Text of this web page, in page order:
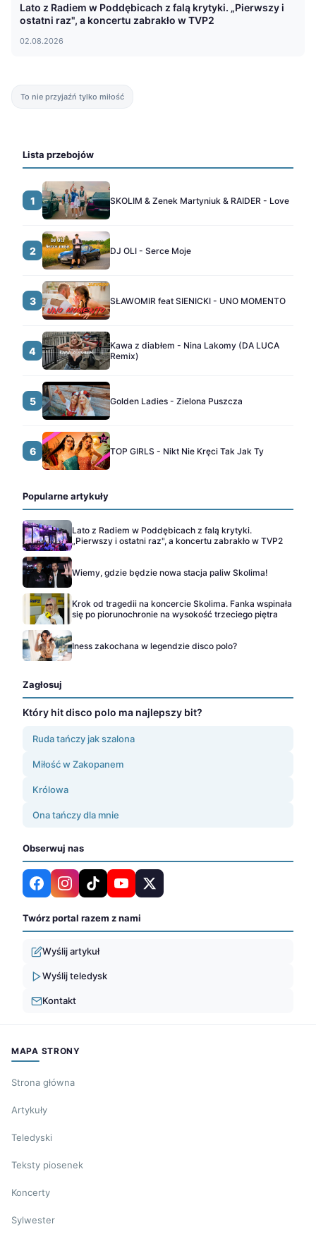
Lato z Radiem w Poddębicach z falą krytyki. „Pierwszy i
ostatni raz", a koncertu zabrakło w TVP2
02.08.2026
To nie przyjaźń tylko miłość
Lista przebojów
1 SKOLIM & Zenek Martyniuk & RAIDER - Love
2 DJ OLI - Serce Moje
3 SŁAWOMIR feat SIENICKI - UNO MOMENTO
4
Kawa z diabłem - Nina Lakomy (DA LUCA
Remix)
5 Golden Ladies - Zielona Puszcza
6 TOP GIRLS - Nikt Nie Kręci Tak Jak Ty
Popularne artykuły
Lato z Radiem w Poddębicach z falą krytyki.
„Pierwszy i ostatni raz", a koncertu zabrakło w TVP2
Wiemy, gdzie będzie nowa stacja paliw Skolima!
Krok od tragedii na koncercie Skolima. Fanka wspinała
się po piorunochronie na wysokość trzeciego piętra
Iness zakochana w legendzie disco polo?
Zagłosuj
Który hit disco polo ma najlepszy bit?
Ruda tańczy jak szalona
Miłość w Zakopanem
Królowa
Ona tańczy dla mnie
Obserwuj nas
Twórz portal razem z nami
Wyślij artykuł
Wyślij teledysk
Kontakt
MAPA STRONY
Strona główna
Artykuły
Teledyski
Teksty piosenek
Koncerty
Sylwester